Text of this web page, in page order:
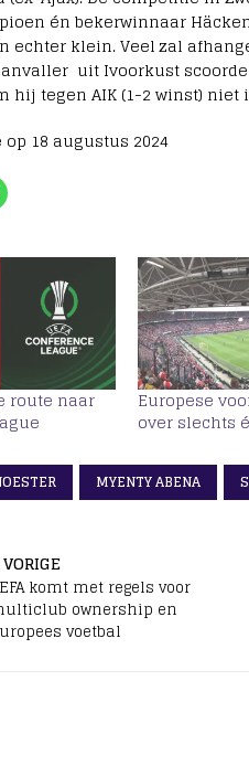
én bekerwinnaar
klein. Veel zal
uit Ivoorkust
hij tegen AIK (1-2 winst) niet
18 augustus 2024
route naar
Europese
over slechts
MYENTY ABENA
VORIGE
komt met regels voor
ownership en
voetbal